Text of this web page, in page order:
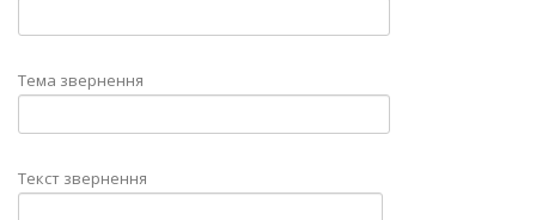
Тема звернення
Текст звернення